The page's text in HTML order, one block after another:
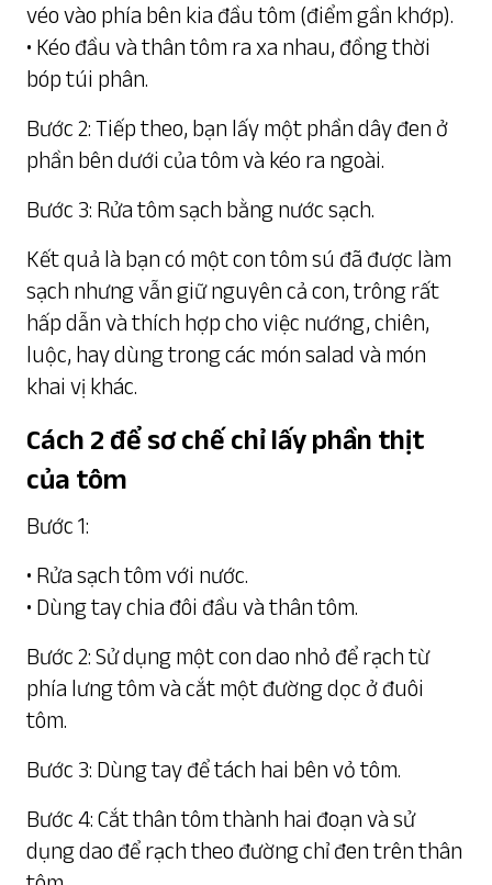
véo vào phía bên kia đầu tôm (điểm gần khớp).
• Kéo đầu và thân tôm ra xa nhau, đồng thời
bóp túi phân.
Bước 2: Tiếp theo, bạn lấy một phần dây đen ở
phần bên dưới của tôm và kéo ra ngoài.
Bước 3: Rửa tôm sạch bằng nước sạch.
Kết quả là bạn có một con tôm sú đã được làm
sạch nhưng vẫn giữ nguyên cả con, trông rất
hấp dẫn và thích hợp cho việc nướng, chiên,
luộc, hay dùng trong các món salad và món
khai vị khác.
Cách 2 để sơ chế chỉ lấy phần thịt
của tôm
Bước 1:
• Rửa sạch tôm với nước.
• Dùng tay chia đôi đầu và thân tôm.
Bước 2: Sử dụng một con dao nhỏ để rạch từ
phía lưng tôm và cắt một đường dọc ở đuôi
tôm.
Bước 3: Dùng tay để tách hai bên vỏ tôm.
Bước 4: Cắt thân tôm thành hai đoạn và sử
dụng dao để rạch theo đường chỉ đen trên thân